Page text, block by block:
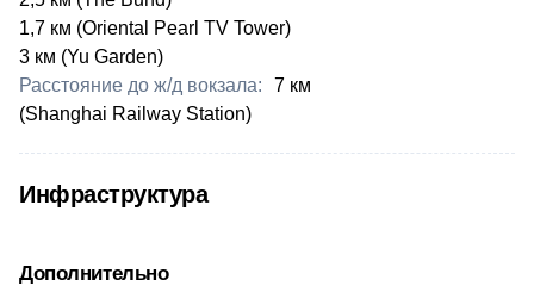
1,7 км (Oriental Pearl TV Tower)
3 км (Yu Garden)
Расстояние до ж/д вокзала:
​7 км
(Shanghai Railway Station)
Инфраструктура
Дополнительно